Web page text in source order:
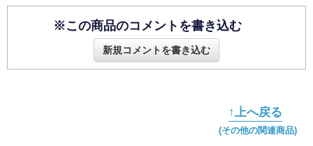
※この商品のコメントを書き込む
新規コメントを書き込む
↑上へ戻る
(その他の関連商品)